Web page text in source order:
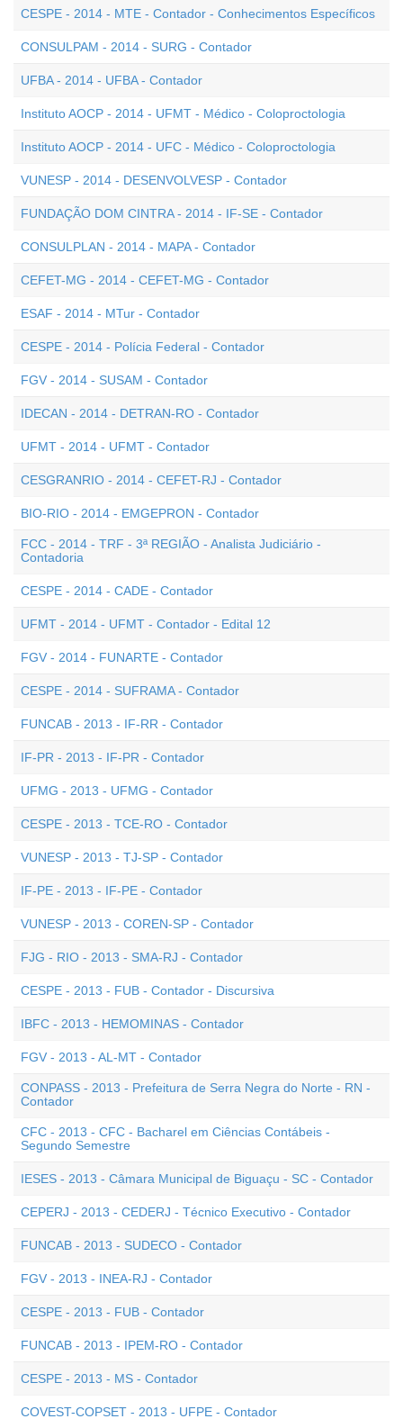
CESPE - 2014 - MTE - Contador - Conhecimentos Específicos
CONSULPAM - 2014 - SURG - Contador
UFBA - 2014 - UFBA - Contador
Instituto AOCP - 2014 - UFMT - Médico - Coloproctologia
Instituto AOCP - 2014 - UFC - Médico - Coloproctologia
VUNESP - 2014 - DESENVOLVESP - Contador
FUNDAÇÃO DOM CINTRA - 2014 - IF-SE - Contador
CONSULPLAN - 2014 - MAPA - Contador
CEFET-MG - 2014 - CEFET-MG - Contador
ESAF - 2014 - MTur - Contador
CESPE - 2014 - Polícia Federal - Contador
FGV - 2014 - SUSAM - Contador
IDECAN - 2014 - DETRAN-RO - Contador
UFMT - 2014 - UFMT - Contador
CESGRANRIO - 2014 - CEFET-RJ - Contador
BIO-RIO - 2014 - EMGEPRON - Contador
FCC - 2014 - TRF - 3ª REGIÃO - Analista Judiciário -
Contadoria
CESPE - 2014 - CADE - Contador
UFMT - 2014 - UFMT - Contador - Edital 12
FGV - 2014 - FUNARTE - Contador
CESPE - 2014 - SUFRAMA - Contador
FUNCAB - 2013 - IF-RR - Contador
IF-PR - 2013 - IF-PR - Contador
UFMG - 2013 - UFMG - Contador
CESPE - 2013 - TCE-RO - Contador
VUNESP - 2013 - TJ-SP - Contador
IF-PE - 2013 - IF-PE - Contador
VUNESP - 2013 - COREN-SP - Contador
FJG - RIO - 2013 - SMA-RJ - Contador
CESPE - 2013 - FUB - Contador - Discursiva
IBFC - 2013 - HEMOMINAS - Contador
FGV - 2013 - AL-MT - Contador
CONPASS - 2013 - Prefeitura de Serra Negra do Norte - RN -
Contador
CFC - 2013 - CFC - Bacharel em Ciências Contábeis -
Segundo Semestre
IESES - 2013 - Câmara Municipal de Biguaçu - SC - Contador
CEPERJ - 2013 - CEDERJ - Técnico Executivo - Contador
FUNCAB - 2013 - SUDECO - Contador
FGV - 2013 - INEA-RJ - Contador
CESPE - 2013 - FUB - Contador
FUNCAB - 2013 - IPEM-RO - Contador
CESPE - 2013 - MS - Contador
COVEST-COPSET - 2013 - UFPE - Contador